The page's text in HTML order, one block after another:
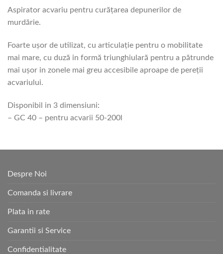
Aspirator acvariu pentru curăţarea depunerilor de
murdărie.
Foarte uşor de utilizat, cu articulaţie pentru o mobilitate
mai mare, cu duză in formă triunghiulară pentru a pătrunde
mai uşor in zonele mai greu accesibile aproape de pereţii
acvariului.
Disponibil in 3 dimensiuni:
– GC 40 – pentru acvarii 50-200l
Despre Noi
Comanda si livrare
Plata in rate
Garantii si Service
Confidentialitate